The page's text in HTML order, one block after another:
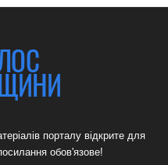
порталу відкрите для
обов'язове!